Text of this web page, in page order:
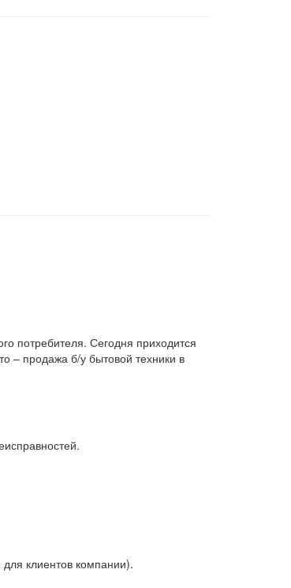
потребителя. Сегодня приходится
– продажа б/у бытовой техники в
клиентов компании).